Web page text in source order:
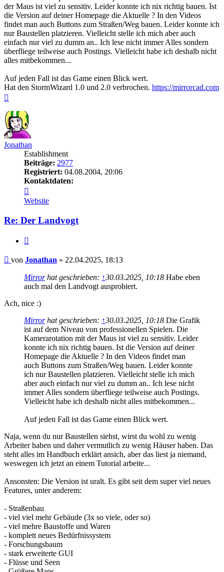
der Maus ist viel zu sensitiv. Leider konnte ich nix richtig bauen. Ist
die Version auf deiner Homepage die Aktuelle ? In den Videos
findet man auch Buttons zum Straßen/Weg bauen. Leider konnte ich
nur Baustellen platzieren. Vielleicht stelle ich mich aber auch
einfach nur viel zu dumm an.. Ich lese nicht immer Alles sondern
überfliege teilweise auch Postings. Vielleicht habe ich deshalb nicht
alles mitbekommen...
Auf jeden Fall ist das Game einen Blick wert.
Hat den StormWizard 1.0 und 2.0 verbrochen. https://mirrorcad.com
Jonathan
Establishment
Beiträge: 2977
Registriert: 04.08.2004, 20:06
Kontaktdaten:
von
Jonathan
Website
Re: Der Landvogt
Beitrag
von Jonathan » 22.04.2025, 18:13
Mirrorhat geschrieben: ↑30.03.2025, 10:18 Habe eben
auch mal den Landvogt ausprobiert.
Ach, nice :)
Mirrorhat geschrieben: ↑30.03.2025, 10:18 Die Grafik
ist auf dem Niveau von professionellen Spielen. Die
Kamerarotation mit der Maus ist viel zu sensitiv. Leider
konnte ich nix richtig bauen. Ist die Version auf deiner
Homepage die Aktuelle ? In den Videos findet man
auch Buttons zum Straßen/Weg bauen. Leider konnte
ich nur Baustellen platzieren. Vielleicht stelle ich mich
aber auch einfach nur viel zu dumm an.. Ich lese nicht
immer Alles sondern überfliege teilweise auch Postings.
Vielleicht habe ich deshalb nicht alles mitbekommen...
Auf jeden Fall ist das Game einen Blick wert.
Naja, wenn du nur Baustellen siehst, wirst du wohl zu wenig
Arbeiter haben und daher vermutlich zu wenig Häuser haben. Das
steht alles im Handbuch erklärt ansich, aber das liest ja niemand,
weswegen ich jetzt an einem Tutorial arbeite...
Ansonsten: Die Version ist uralt. Es gibt seit dem super viel neues
Features, unter anderem:
- Straßenbau
- viel viel mehr Gebäude (3x so viele, oder so)
- viel mehre Baustoffe und Waren
- komplett neues Bedürfnissystem
- Forschungsbaum
- stark erweiterte GUI
- Flüsse und Seen